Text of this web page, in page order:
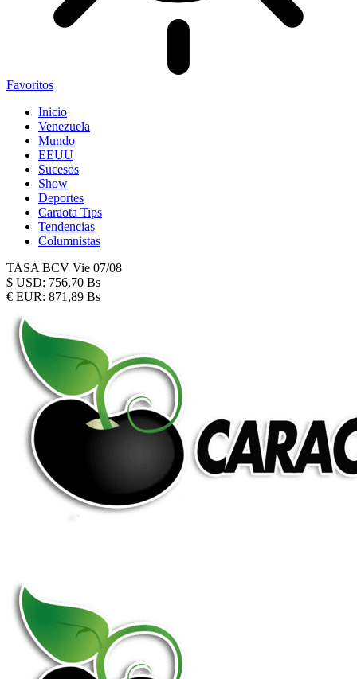
Favoritos
Inicio
Venezuela
Mundo
EEUU
Sucesos
Show
Deportes
Caraota Tips
Tendencias
Columnistas
TASA BCV Vie 07/08
$ USD: 756,70 Bs
€ EUR: 871,89 Bs